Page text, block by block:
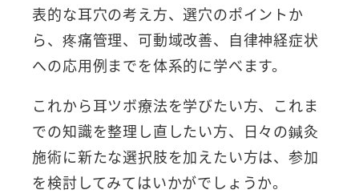
表的な耳穴の考え方、選穴のポイントか
ら、疼痛管理、可動域改善、自律神経症状
への応用例までを体系的に学べます。
これから耳ツボ療法を学びたい方、これま
での知識を整理し直したい方、日々の鍼灸
施術に新たな選択肢を加えたい方は、参加
を検討してみてはいかがでしょうか。